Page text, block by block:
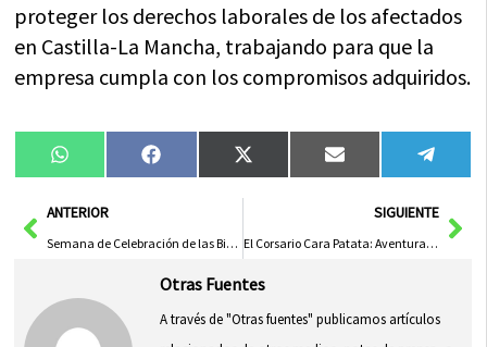
proteger los derechos laborales de los afectados
en Castilla-La Mancha, trabajando para que la
empresa cumpla con los compromisos adquiridos.
Compartir
en
WhatsAppCompartir
en
FacebookCompartir
en
X
(Twitter)
Compartir
en
Email
en
AntANTERIOR
Semana de Celebración de las Bibliotecas: Un Encuentro con la Lectura
SIGUIENTE
El Corsario Cara Patata: Aventuras en Alta Mar
Otras Fuentes
A través de "Otras fuentes" publicamos artículos